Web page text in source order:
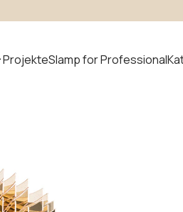
ProjekteSlamp for Professional
suchen